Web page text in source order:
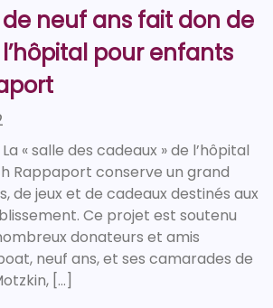
neuf ans fait don de
pour enfants
« salle des cadeaux » de l’hôpital
Rappaport conserve un grand
de jeux et de cadeaux destinés aux
Ce projet est soutenu
donateurs et amis
neuf ans, et ses camarades de
[…]